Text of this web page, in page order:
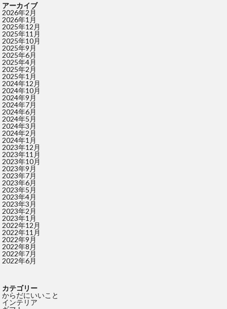
アーカイブ
2026年2月
2026年1月
2025年12月
2025年11月
2025年10月
2025年9月
2025年6月
2025年4月
2025年2月
2025年1月
2024年12月
2024年10月
2024年9月
2024年7月
2024年6月
2024年5月
2024年3月
2024年2月
2024年1月
2023年12月
2023年11月
2023年10月
2023年9月
2023年7月
2023年6月
2023年5月
2023年4月
2023年3月
2023年2月
2023年1月
2022年12月
2022年11月
2022年9月
2022年8月
2022年7月
2022年6月
カテゴリー
からだにいいこと
インテリア